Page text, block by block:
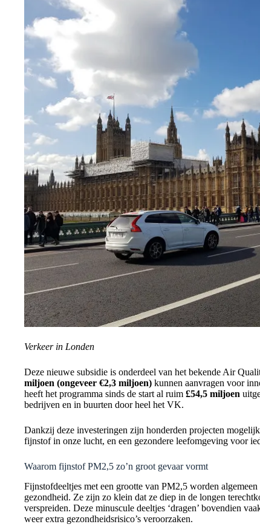
Verkeer in Londen
Deze nieuwe subsidie is onderdeel van het bekende Air
miljoen (ongeveer €2,3 miljoen) kunnen aanvragen voor
heeft het programma sinds de start al ruim £54,5 miljoen
bedrijven en in buurten door heel het VK.
Dankzij deze investeringen zijn honderden projecten
fijnstof in onze lucht, en een gezondere leefomgeving voor
Waarom fijnstof PM2,5 zo’n groot gevaar vormt
Fijnstofdeeltjes met een grootte van PM2,5 worden
gezondheid. Ze zijn zo klein dat ze diep in de longen
verspreiden. Deze minuscule deeltjes ‘dragen’ bovendien
weer extra gezondheidsrisico’s veroorzaken.